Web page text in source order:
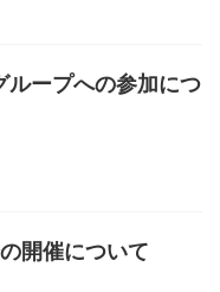
ープへの参加につ
開催について